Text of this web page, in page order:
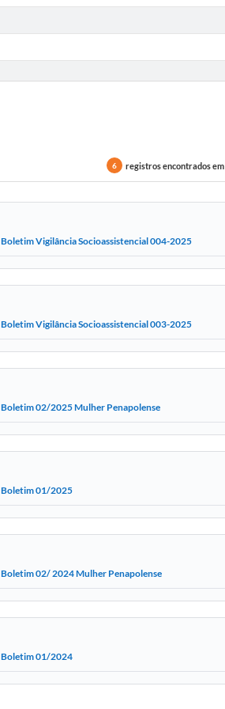
6 registros encontrados em
Boletim Vigilância Socioassistencial 004-2025
Boletim Vigilância Socioassistencial 003-2025
Boletim 02/2025 Mulher Penapolense
Boletim 01/2025
Boletim 02/ 2024 Mulher Penapolense
Boletim 01/2024